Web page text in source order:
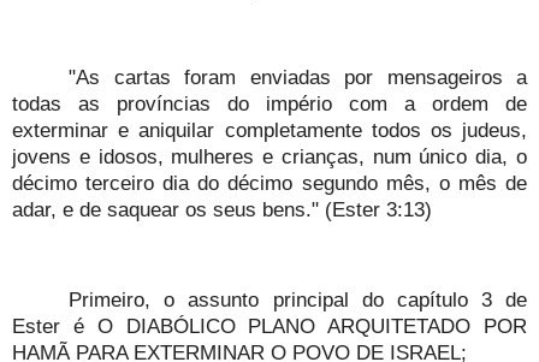
"As cartas foram enviadas por mensageiros a
todas as províncias do império com a ordem de
exterminar e aniquilar completamente todos os judeus,
jovens e idosos, mulheres e crianças, num único dia, o
décimo terceiro dia do décimo segundo mês, o mês de
adar, e de saquear os seus bens." (Ester 3:13)
Primeiro, o assunto principal do capítulo 3 de
Ester é O DIABÓLICO PLANO ARQUITETADO POR
HAMÃ PARA EXTERMINAR O POVO DE ISRAEL;